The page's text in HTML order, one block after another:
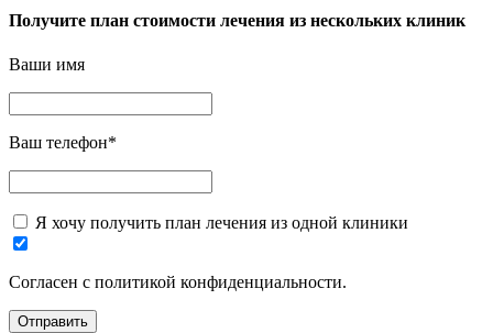
Получите план стоимости лечения из нескольких клиник
Ваши имя
Ваш телефон*
Я хочу получить план лечения из одной клиники
Согласен с политикой конфиденциальности.